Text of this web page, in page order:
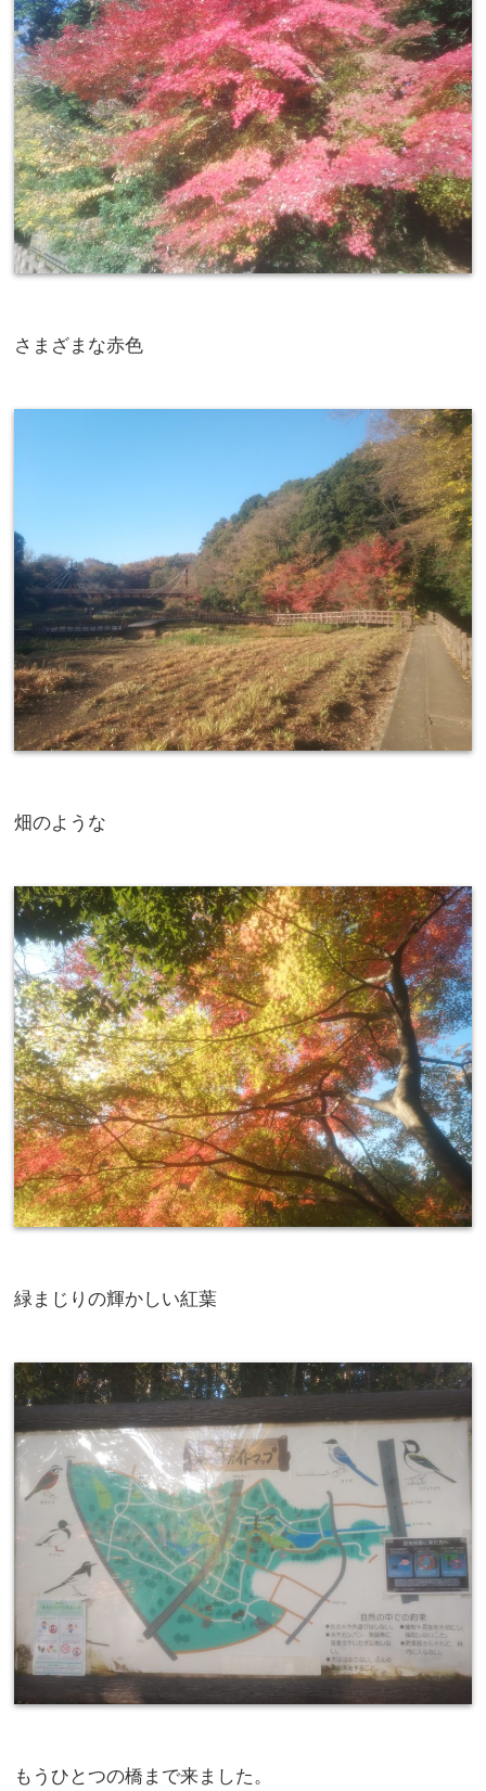
さまざまな赤色
畑のような
緑まじりの輝かしい紅葉
もうひとつの橋まで来ました。